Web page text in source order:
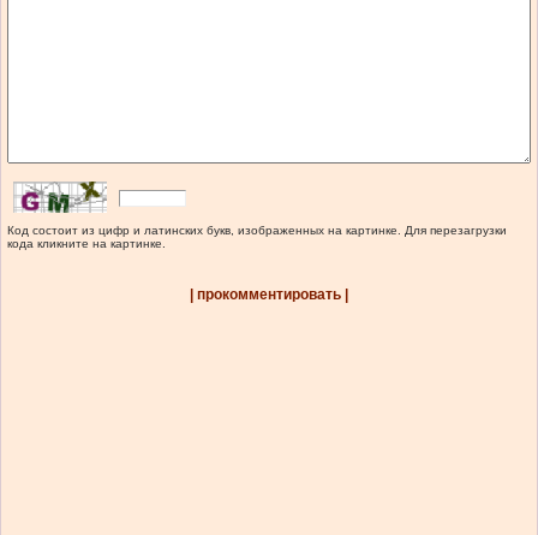
Код состоит из цифр и латинских букв, изображенных на картинке. Для перезагрузки
кода кликните на картинке.
| прокомментировать |